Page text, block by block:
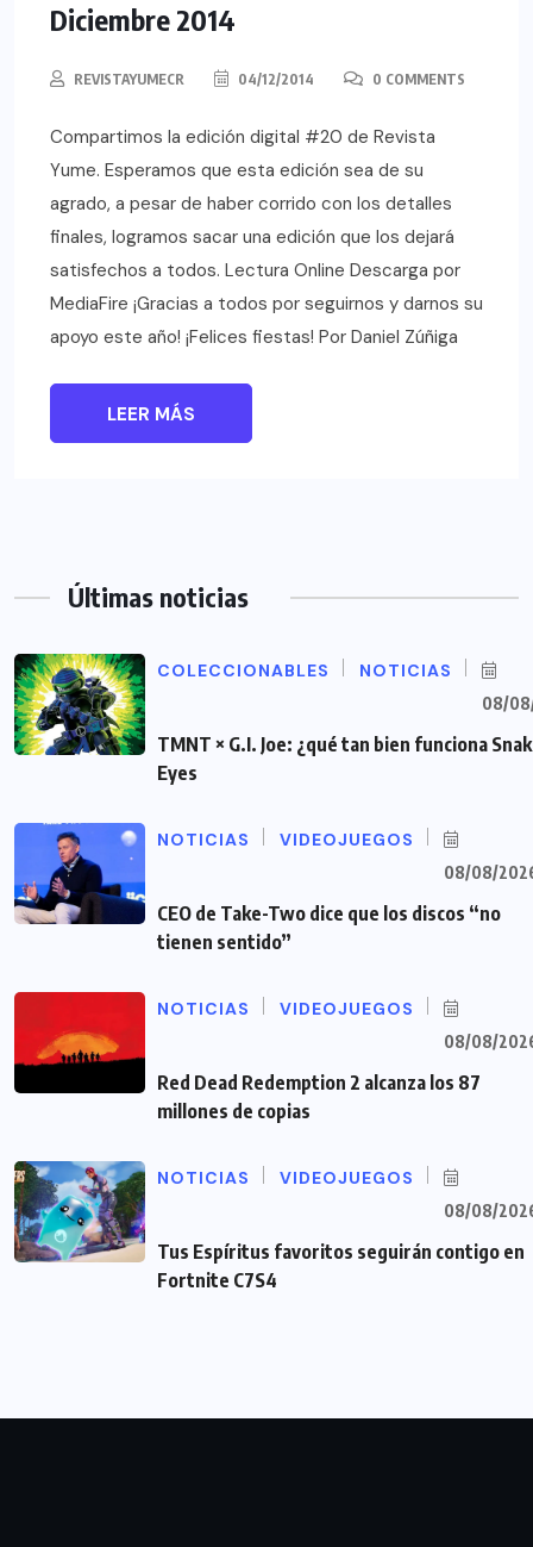
Diciembre 2014
REVISTAYUMECR 04/12/2014 0 COMMENTS
Compartimos la edición digital #20 de Revista
Yume. Esperamos que esta edición sea de su
agrado, a pesar de haber corrido con los detalles
finales, logramos sacar una edición que los dejará
satisfechos a todos. Lectura Online Descarga por
MediaFire ¡Gracias a todos por seguirnos y darnos su
apoyo este año! ¡Felices fiestas! Por Daniel Zúñiga
LEER MÁS
Últimas noticias
COLECCIONABLES NOTICIAS
08/
TMNT × G.I. Joe: ¿qué tan bien funciona
Eyes
NOTICIAS VIDEOJUEGOS
08/08/
CEO de Take-Two dice que los discos “no
tienen sentido”
NOTICIAS VIDEOJUEGOS
08/08/
Red Dead Redemption 2 alcanza los 87
millones de copias
NOTICIAS VIDEOJUEGOS
08/08/
Tus Espíritus favoritos seguirán contigo en
Fortnite C7S4